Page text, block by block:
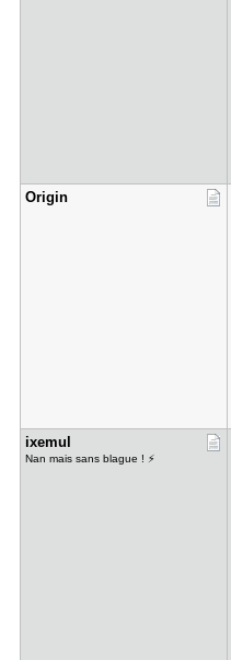
Origin
ixemul
Nan mais sans blague ! ⚡